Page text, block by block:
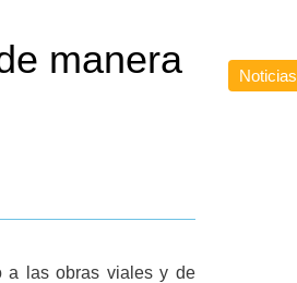
manera
a las obras viales y de
Noticias